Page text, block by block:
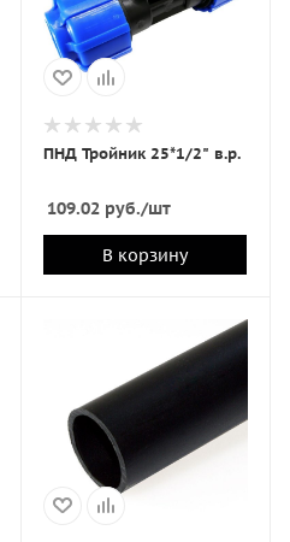
ПНД Тройник 25*1/2" в.р.
109.02руб./шт
В корзину